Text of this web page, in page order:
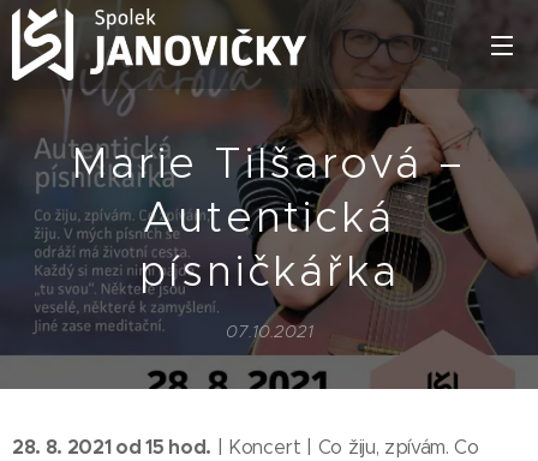
Marie Tilšarová –
Autentická
písničkářka
07.10.2021
28. 8. 2021 od 15 hod. | Koncert | Co žiju, zpívám. Co